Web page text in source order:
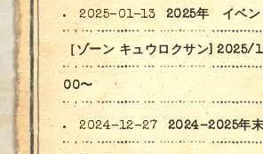
2025-01-13 2025年 イベ
［ゾーン キュウロクサン]
00〜
2024-12-27 2024-2025年